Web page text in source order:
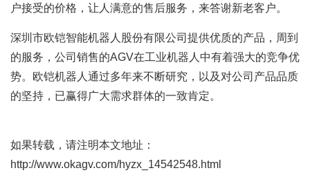
户接受的价格，让人满意的售后服务，来答谢新老客户。
深圳市欧铠智能机器人股份有限公司提供优质的产品，周到
的服务，公司销售的AGV在工业机器人中有着强大的竞争优
势。欧铠机器人通过多年来不断研究，以及对公司产品品质
的坚持，已赢得广大需求群体的一致肯定。
如果转载，请注明本文地址：
http://www.okagv.com/hyzx_14542548.html